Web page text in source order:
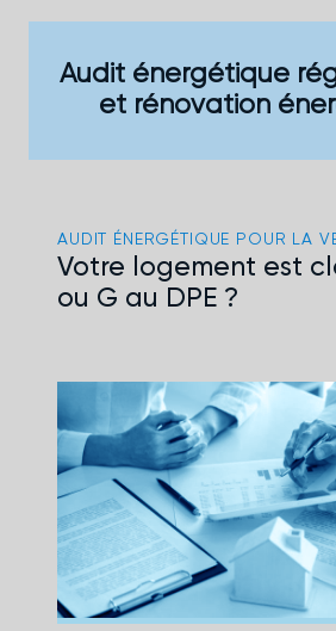
Audit énergétique
et rénovation
AUDIT ÉNERGÉTIQUE POUR LA
Votre logement est
ou G au DPE ?